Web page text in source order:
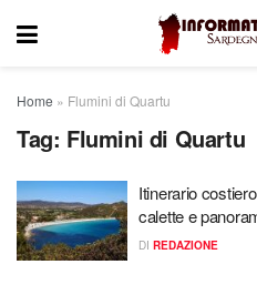
Home » Flumini di Quartu
Tag: Flumini di Quartu
Itinerario
calette e
DI REDAZIONE